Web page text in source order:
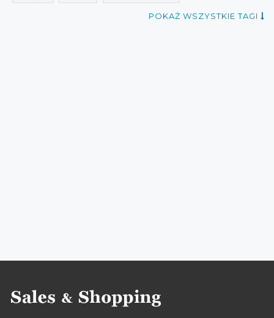
rabaty smyk
promocje 2021 rabaty 2021 zniżki 2021
zniżki październik 2021
POKAŻ WSZYSTKIE TAGI